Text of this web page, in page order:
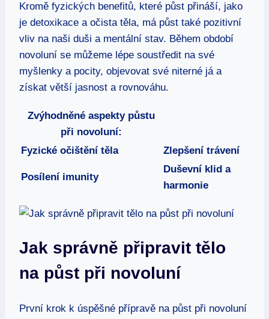
Kromě fyzických benefitů, které půst přináší, jako
je detoxikace a očista těla, má půst také pozitivní
vliv na naši duši a mentální stav. Během období
novoluní se můžeme lépe soustředit na své
myšlenky a pocity, objevovat své niterné já a
získat větší jasnost a rovnováhu.
Zvýhodněné aspekty půstu
při novoluní:
Fyzické očištění těla
Zlepšení trávení
Posílení imunity
Duševní klid a
harmonie
Jak správně připravit tělo
na půst při novoluní
První krok k úspěšné přípravě na půst při novoluní